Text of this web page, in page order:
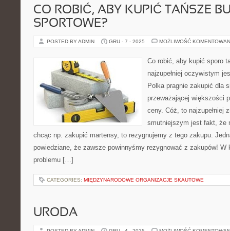
CO ROBIĆ, ABY KUPIĆ TAŃSZE
SPORTOWE?
POSTED BY ADMIN GRU - 7 - 2025 MOŻLIWOŚĆ
Co robić, aby kupić sporo
najzupełniej oczywistym
Polka pragnie zakupić dla
przeważającej większości
ceny. Cóż, to najzupełniej
smutniejszym jest fakt, że
chcąc np. zakupić martensy, to rezygnujemy z tego zakupu.
powiedziane, że zawsze powinnyśmy rezygnować z zakupów! W
problemu […]
CATEGORIES: MIĘDZYNARODOWE ORGANIZACJE SKAUTOWE
URODA